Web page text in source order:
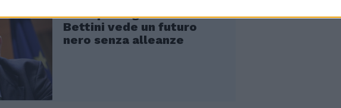
“Campo largo o morte”.
Bettini vede un futuro
nero senza alleanze